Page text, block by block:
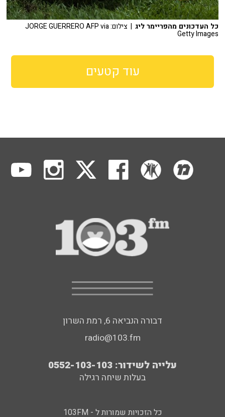
כל העדכונים מהפריימר ליג | צילום: JORGE GUERRERO AFP via
Getty Images
עוד קטעים
דבורה הנביאה 6, רמת השרון
radio@103.fm
עלייה לשידור: 0552-103-103
בעלות שיחה רגילה
כל הזכויות שמורות ל - 103FM